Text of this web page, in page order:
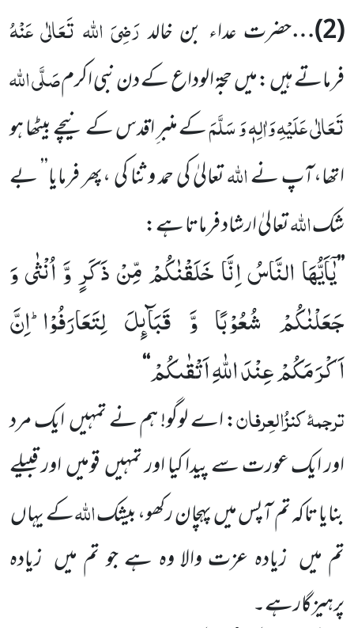
(
2
)…حضرت عداء بن خالدرَضِیَ اللہ تَعَالٰی عَنْہُ
فرماتے ہیں :میںحجۃ الوداع کے دن نبی اکرمصَلَّی اللہ
تَعَالٰی عَلَیْہِوَاٰلِہٖ وَ سَلَّمَکے منبر ِاقدس کے نیچے بیٹھا ہو
اتھا،آپ نےاللہتعالیٰ کی حمد و ثنا کی ،پھر فرمایا’’ بے
شکاللہتعالیٰ ارشاد فرماتا ہے:
’’یٰۤاَیُّهَا النَّاسُ اِنَّا خَلَقْنٰكُمْ مِّنْ ذَكَرٍ وَّ اُنْثٰى وَ
جَعَلْنٰكُمْ شُعُوْبًا وَّ قَبَآىٕلَ لِتَعَارَفُوْاؕ-اِنَّ
اَكْرَمَكُمْ عِنْدَ اللّٰهِ اَتْقٰىكُمْ‘‘
ترجمۂکنزُالعِرفان: اے لوگو! ہم نے تمہیںایک مرد
اورایک عورت سے پیدا کیا اور تمہیںقومیںاور قبیلے
بنایا تاکہ تمآپس میںپہچان رکھو، بیشکاللہکے یہاں
تم میں زیادہعزت والا وہ ہے جو تم میں زیادہ
پرہیزگارہے۔